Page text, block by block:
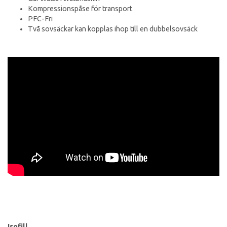
Kompressionspåse för transport
PFC-Fri
Två sovsäckar kan kopplas ihop till en dubbelsovsäck